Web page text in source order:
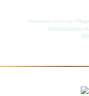
Нажимая на кнопку
персональных